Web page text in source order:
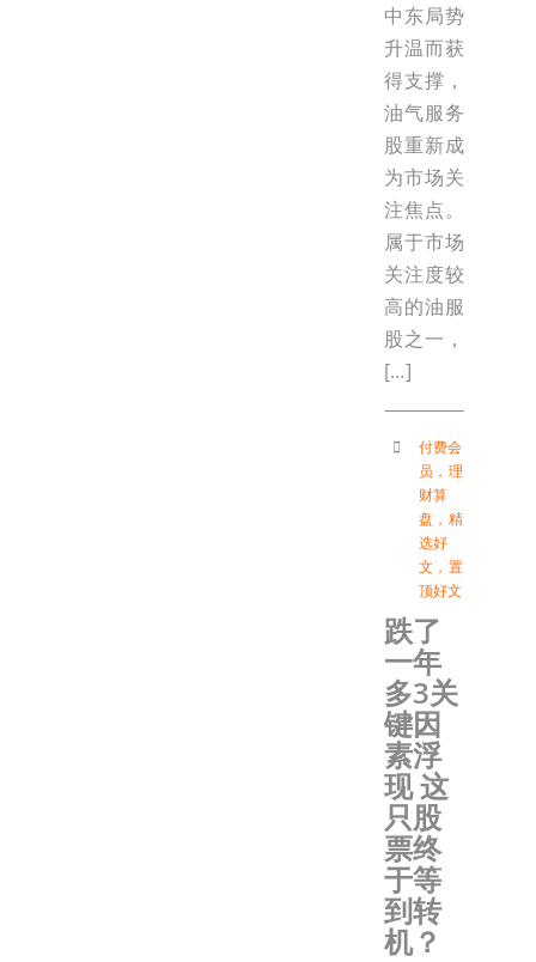
中东局势
升温而获
得支撑，
油气服务
股重新成
为市场关
注焦点。
属于市场
关注度较
高的油服
股之一，
[…]
付费会
员 ， 理
财算
盘 ， 精
选好
文 ， 置
顶好文
跌了
一年
多3关
键因
素浮
现 这
只股
票终
于等
到转
机？